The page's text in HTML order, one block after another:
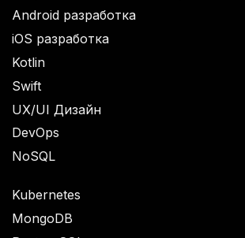
Android разработка
iOS разработка
Kotlin
Swift
UX/UI Дизайн
DevOps
NoSQL
Kubernetes
MongoDB